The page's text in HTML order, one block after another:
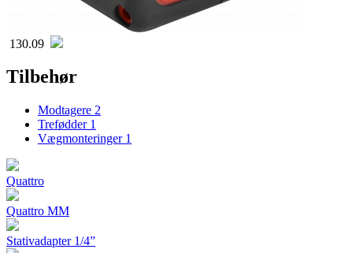
130.09
Tilbehør
Modtagere 2
Trefødder 1
Vægmonteringer 1
Quattro
Quattro MM
Stativadapter 1/4”